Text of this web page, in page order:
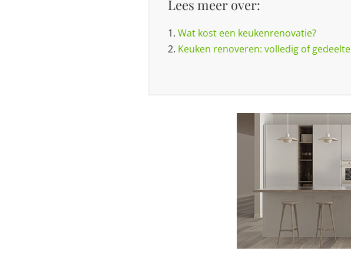
Lees meer over:
1. Wat kost een keukenrenovatie?
2. Keuken renoveren: volledig of